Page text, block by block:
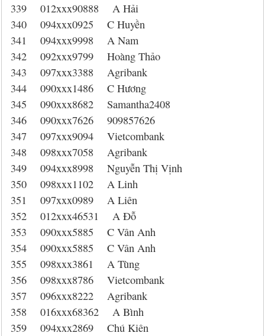
339 012xxx90888 A Hải
340 094xxx0925 C Huyền
341 094xxx9998 A Nam
342 092xxx9799 Hoàng Thảo
343 097xxx3388 Agribank
344 090xxx1486 C Hương
345 090xxx8682 Samantha2408
346 090xxx7626 909857626
347 097xxx9094 Vietcombank
348 098xxx7058 Agribank
349 094xxx8998 Nguyễn Thị Vịnh
350 098xxx1102 A Linh
351 097xxx0989 A Liên
352 012xxx46531 A Đỗ
353 090xxx5885 C Vân Anh
354 090xxx5885 C Vân Anh
355 098xxx3861 A Tùng
356 098xxx8786 Vietcombank
357 096xxx8222 Agribank
358 016xxx68362 A Bình
359 094xxx2869 Chú Kiên